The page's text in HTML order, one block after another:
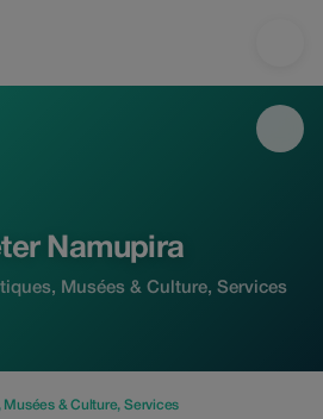
| Up to 20% off | Tourist
Namupira
Musées & Culture, Services
Musées & Culture, Services